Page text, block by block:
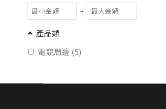
~
產品類
電競周邊 (5)